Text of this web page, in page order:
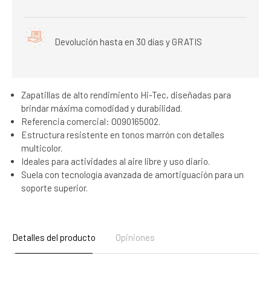
Devolución hasta en 30 días y GRATIS
Zapatillas de alto rendimiento Hi-Tec, diseñadas para
brindar máxima comodidad y durabilidad.
Referencia comercial: O090165002.
Estructura resistente en tonos marrón con detalles
multicolor.
Ideales para actividades al aire libre y uso diario.
Suela con tecnología avanzada de amortiguación para un
soporte superior.
Detalles del producto Opiniones